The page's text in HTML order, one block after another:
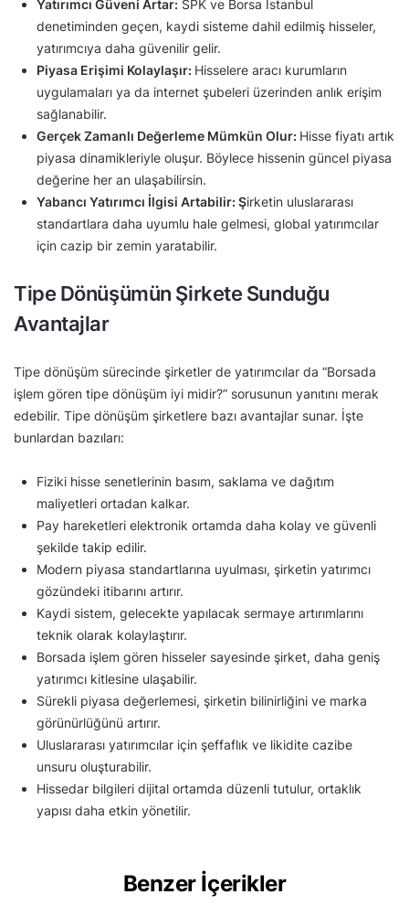
Yatırımcı Güveni Artar: SPK ve Borsa İstanbul
denetiminden geçen, kaydi sisteme dahil edilmiş hisseler,
yatırımcıya daha güvenilir gelir.
Piyasa Erişimi Kolaylaşır: Hisselere aracı kurumların
uygulamaları ya da internet şubeleri üzerinden anlık erişim
sağlanabilir.
Gerçek Zamanlı Değerleme Mümkün Olur: Hisse fiyatı artık
piyasa dinamikleriyle oluşur. Böylece hissenin güncel piyasa
değerine her an ulaşabilirsin.
Yabancı Yatırımcı İlgisi Artabilir: Şirketin uluslararası
standartlara daha uyumlu hale gelmesi, global yatırımcılar
için cazip bir zemin yaratabilir.
Tipe Dönüşümün Şirkete Sunduğu
Avantajlar
Tipe dönüşüm sürecinde şirketler de yatırımcılar da “Borsada
işlem gören tipe dönüşüm iyi midir?” sorusunun yanıtını merak
edebilir. Tipe dönüşüm şirketlere bazı avantajlar sunar. İşte
bunlardan bazıları:
Fiziki hisse senetlerinin basım, saklama ve dağıtım
maliyetleri ortadan kalkar.
Pay hareketleri elektronik ortamda daha kolay ve güvenli
şekilde takip edilir.
Modern piyasa standartlarına uyulması, şirketin yatırımcı
gözündeki itibarını artırır.
Kaydi sistem, gelecekte yapılacak sermaye artırımlarını
teknik olarak kolaylaştırır.
Borsada işlem gören hisseler sayesinde şirket, daha geniş
yatırımcı kitlesine ulaşabilir.
Sürekli piyasa değerlemesi, şirketin bilinirliğini ve marka
görünürlüğünü artırır.
Uluslararası yatırımcılar için şeffaflık ve likidite cazibe
unsuru oluşturabilir.
Hissedar bilgileri dijital ortamda düzenli tutulur, ortaklık
yapısı daha etkin yönetilir.
Benzer İçerikler